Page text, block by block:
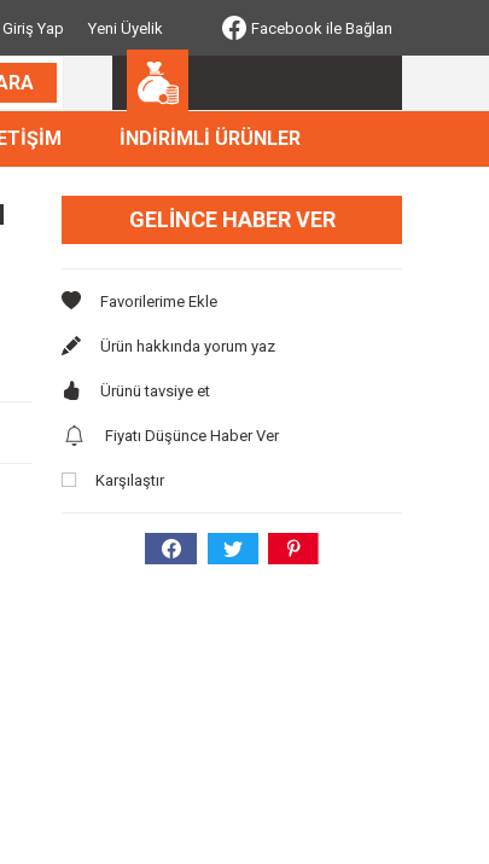
Giriş Yap Yeni Üyelik Facebook ile Bağlan
İNDİRİMLİ ÜRÜNLER
GELINCE HABER VER
Ürün hakkında yorum yaz
Ürünü tavsiye et
Fiyatı Düşünce Haber Ver
Karşılaştır